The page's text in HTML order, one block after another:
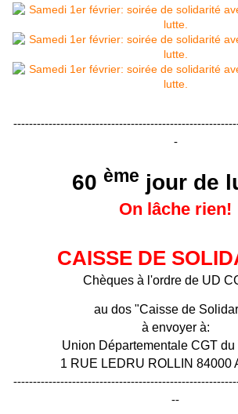
-
60 ème jour de
On lâche rien!
CAISSE DE
Chèques à l'ordre de UD
au dos "Caisse de
à envoyer à:
Union Départementale CGT du
1 RUE LEDRU ROLLIN 84000
--